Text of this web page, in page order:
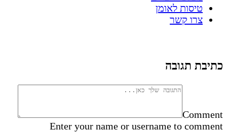
טיסות לאומן
צרו קשר
כתיבת תגובה
Comment
Enter your name or username to comment